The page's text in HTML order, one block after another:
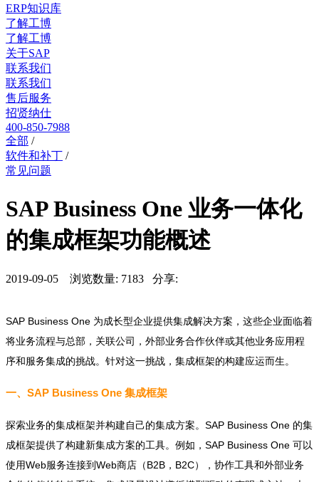
ERP知识库
了解工博
了解工博
关于SAP
联系我们
联系我们
售后服务
招贤纳仕
400-850-7988
全部 /
软件和补丁 /
常见问题
SAP Business One 业务一体化
的集成框架功能概述
2019-09-05 浏览数量: 7183 分享:
SAP Business One 为成长型企业提供集成解决方案，这些企业面临着
将业务流程与总部，关联公司，外部业务合作伙伴或其他业务应用程
序和服务集成的挑战。针对这一挑战，集成框架的构建应运而生。
一、SAP Business One 集成框架
探索业务的集成框架并构建自己的集成方案。SAP Business One 的集
成框架提供了构建新集成方案的工具。例如，SAP Business One 可以
使用Web服务连接到Web商店（B2B，B2C），协作工具和外部业务